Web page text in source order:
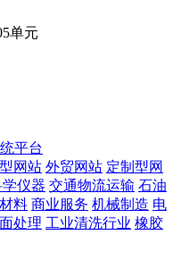
单元
平台
网站 外贸网站 定制型网
仪器 交通物流运输 石油
料 商业服务 机械制造 电
处理 工业清洗行业 橡胶